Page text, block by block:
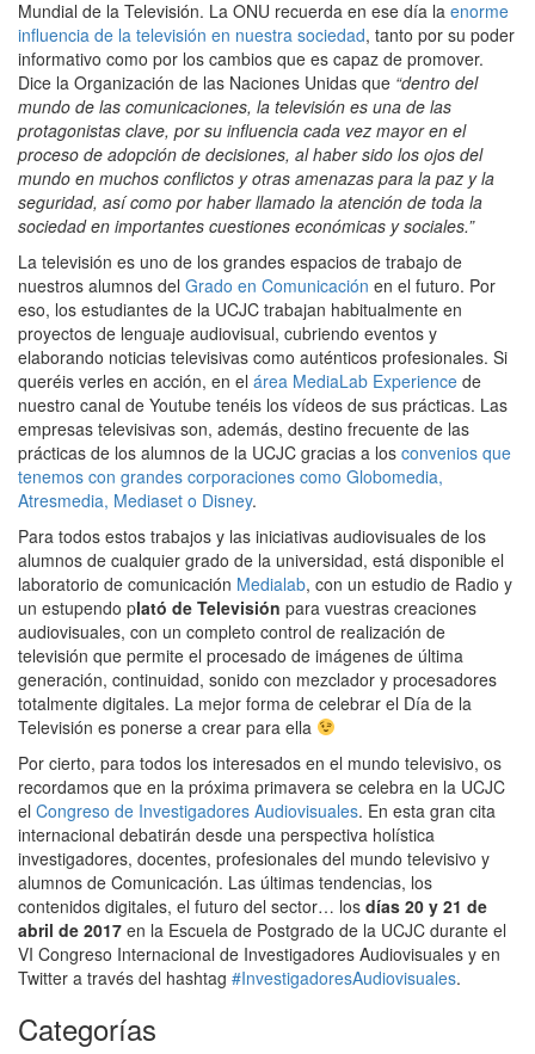
Mundial de la Televisión. La ONU recuerda en ese día la enorme
influencia de la televisión en nuestra sociedad, tanto por su poder
informativo como por los cambios que es capaz de promover.
Dice la Organización de las Naciones Unidas que “dentro del
mundo de las comunicaciones, la televisión es una de las
protagonistas clave, por su influencia cada vez mayor en el
proceso de adopción de decisiones, al haber sido los ojos del
mundo en muchos conflictos y otras amenazas para la paz y la
seguridad, así como por haber llamado la atención de toda la
sociedad en importantes cuestiones económicas y sociales.”
La televisión es uno de los grandes espacios de trabajo de
nuestros alumnos del Grado en Comunicación en el futuro. Por
eso, los estudiantes de la UCJC trabajan habitualmente en
proyectos de lenguaje audiovisual, cubriendo eventos y
elaborando noticias televisivas como auténticos profesionales. Si
queréis verles en acción, en el área MediaLab Experience de
nuestro canal de Youtube tenéis los vídeos de sus prácticas. Las
empresas televisivas son, además, destino frecuente de las
prácticas de los alumnos de la UCJC gracias a los convenios que
tenemos con grandes corporaciones como Globomedia,
Atresmedia, Mediaset o Disney.
Para todos estos trabajos y las iniciativas audiovisuales de los
alumnos de cualquier grado de la universidad, está disponible el
laboratorio de comunicación Medialab, con un estudio de Radio y
un estupendo plató de Televisión para vuestras creaciones
audiovisuales, con un completo control de realización de
televisión que permite el procesado de imágenes de última
generación, continuidad, sonido con mezclador y procesadores
totalmente digitales. La mejor forma de celebrar el Día de la
Televisión es ponerse a crear para ella
Por cierto, para todos los interesados en el mundo televisivo, os
recordamos que en la próxima primavera se celebra en la UCJC
el Congreso de Investigadores Audiovisuales. En esta gran cita
internacional debatirán desde una perspectiva holística
investigadores, docentes, profesionales del mundo televisivo y
alumnos de Comunicación. Las últimas tendencias, los
contenidos digitales, el futuro del sector… los días 20 y 21 de
abril de 2017 en la Escuela de Postgrado de la UCJC durante el
VI Congreso Internacional de Investigadores Audiovisuales y en
Twitter a través del hashtag #InvestigadoresAudiovisuales.
Categorías